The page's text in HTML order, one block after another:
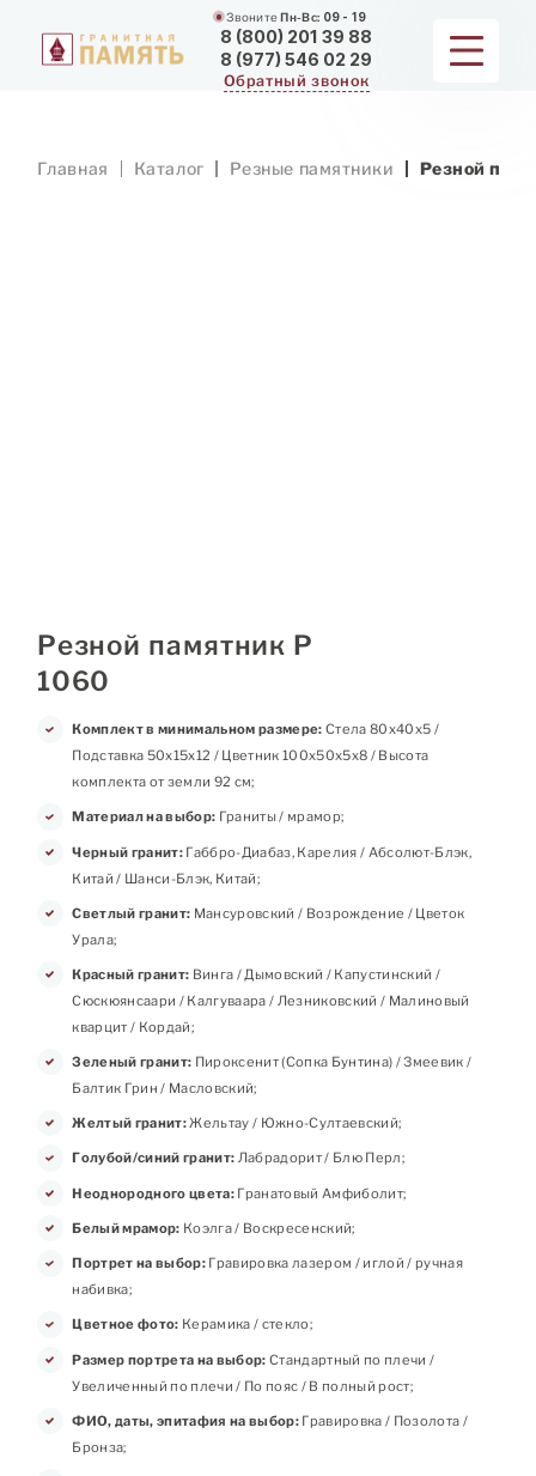
ЗвонитеПн-Вс: 09 - 19
8 (800) 201 39 88
8 (977) 546 02 29
Обратный звонок
Главная Каталог Резные памятники Резной
Резной памятник Р
1060
Комплект в минимальном размере: Стела 80х40х5 /
Подставка 50х15х12 / Цветник 100х50х5х8 / Высота
комплекта от земли 92 см;
Материал на выбор: Граниты / мрамор;
Черный гранит:Габбро-Диабаз, Карелия / Абсолют-Блэк,
Китай / Шанси-Блэк, Китай;
Светлый гранит: Мансуровский / Возрождение / Цветок
Урала;
Красный гранит: Винга / Дымовский / Капустинский /
Сюскюянсаари / Калгуваара / Лезниковский / Малиновый
кварцит / Кордай;
Зеленый гранит: Пироксенит (Сопка Бунтина) / Змеевик /
Балтик Грин / Масловский;
Желтый гранит:Жельтау / Южно-Султаевский;
Голубой/синий гранит: Лабрадорит / Блю Перл;
Неоднородного цвета:Гранатовый Амфиболит;
Белый мрамор: Коэлга / Воскресенский;
Портрет на выбор:Гравировка лазером / иглой / ручная
набивка;
Цветное фото: Керамика / стекло;
Размер портрета на выбор: Стандартный по плечи /
Увеличенный по плечи / По пояс / В полный рост;
ФИО, даты, эпитафия на выбор:Гравировка / Позолота /
Бронза;